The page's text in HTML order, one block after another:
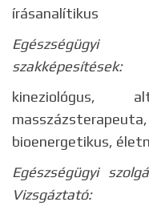
írásanalítikus
szakképesítések:
kineziológus,
bioenergetikus,
Egészségügyi
Vizsgáztató: